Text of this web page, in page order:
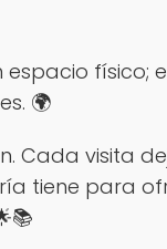
🌍
Cada visita
tiene para